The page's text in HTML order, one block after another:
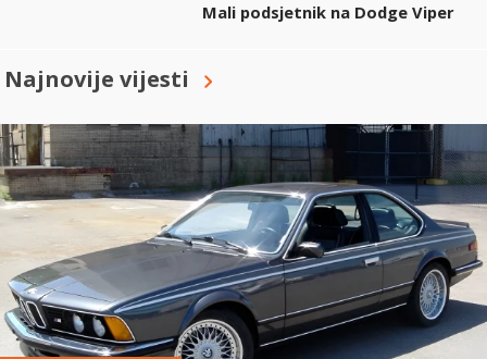
Mali podsjetnik na Dodge Viper
Najnovije vijesti